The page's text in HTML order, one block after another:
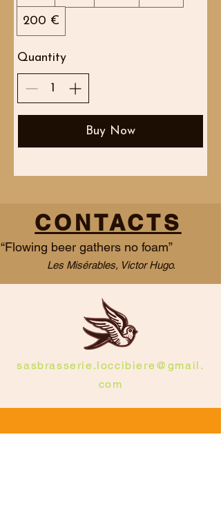
200 €
Quantity
Buy Now
CONTACTS
“Flowing beer gathers no foam”
Les Misérables, Victor Hugo.
sasbrasserie.loccibiere@gmail.
com